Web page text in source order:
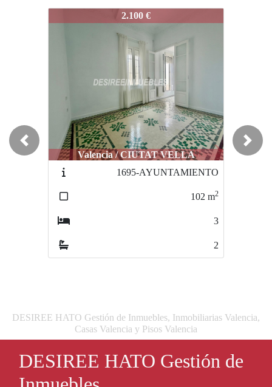
2715-PEDROALEIXANDRE
2.100 €
Valencia / CIUTAT VELLA
1695-AYUNTAMIENTO
m2
2715-PEDROALEIXANDRE
Valencia / PLA DEL REAL
Novedad
2593-
Previous Next
DESIREE HATO Gestión de Inmuebles, Inmobiliarias Valencia,
Casas Valencia y Pisos Valencia
DESIREE HATO Gestión de